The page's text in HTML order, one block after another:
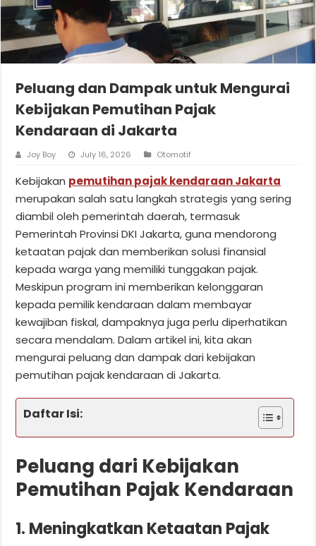
Peluang dan Dampak untuk Mengurai
Kebijakan Pemutihan Pajak
Kendaraan di Jakarta
Joy Boy July 16, 2026 Otomotif
Kebijakan pemutihan pajak kendaraan Jakarta
merupakan salah satu langkah strategis yang sering
diambil oleh pemerintah daerah, termasuk
Pemerintah Provinsi DKI Jakarta, guna mendorong
ketaatan pajak dan memberikan solusi finansial
kepada warga yang memiliki tunggakan pajak.
Meskipun program ini memberikan kelonggaran
kepada pemilik kendaraan dalam membayar
kewajiban fiskal, dampaknya juga perlu diperhatikan
secara mendalam. Dalam artikel ini, kita akan
mengurai peluang dan dampak dari kebijakan
pemutihan pajak kendaraan di Jakarta.
Daftar Isi:
Peluang dari Kebijakan
Pemutihan Pajak Kendaraan
1. Meningkatkan Ketaatan Pajak